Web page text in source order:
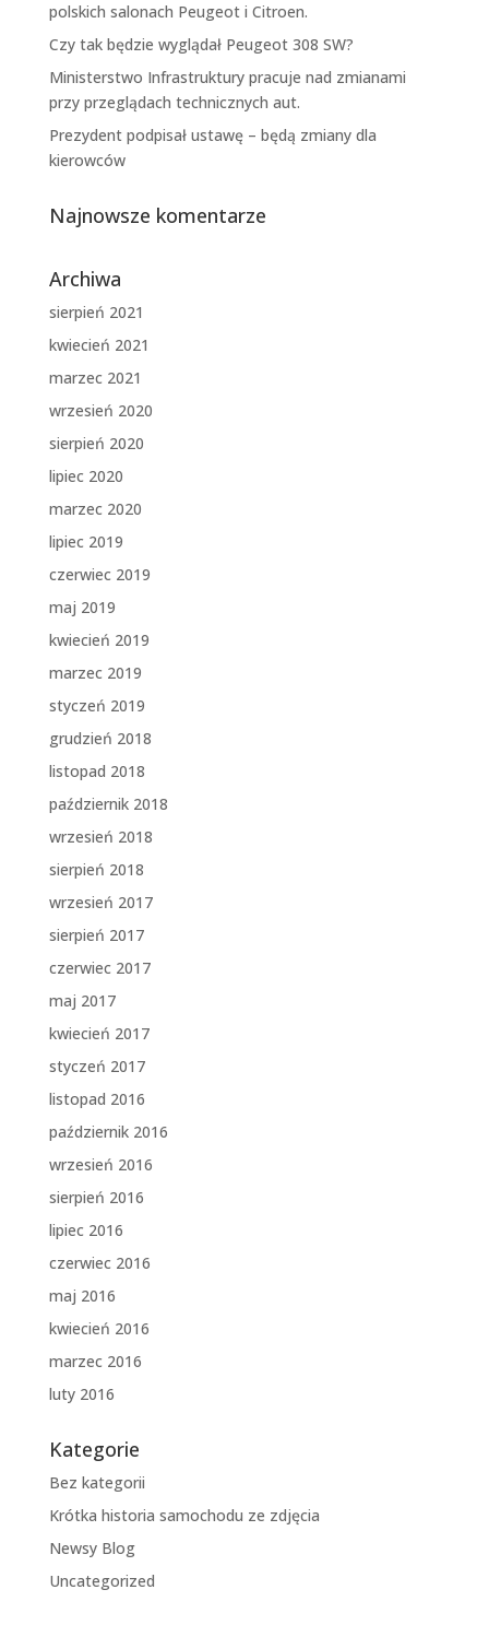
polskich salonach Peugeot i Citroen.
Czy tak będzie wyglądał Peugeot 308 SW?
Ministerstwo Infrastruktury pracuje nad zmianami
przy przeglądach technicznych aut.
Prezydent podpisał ustawę – będą zmiany dla
kierowców
Najnowsze komentarze
Archiwa
sierpień 2021
kwiecień 2021
marzec 2021
wrzesień 2020
sierpień 2020
lipiec 2020
marzec 2020
lipiec 2019
czerwiec 2019
maj 2019
kwiecień 2019
marzec 2019
styczeń 2019
grudzień 2018
listopad 2018
październik 2018
wrzesień 2018
sierpień 2018
wrzesień 2017
sierpień 2017
czerwiec 2017
maj 2017
kwiecień 2017
styczeń 2017
listopad 2016
październik 2016
wrzesień 2016
sierpień 2016
lipiec 2016
czerwiec 2016
maj 2016
kwiecień 2016
marzec 2016
luty 2016
Kategorie
Bez kategorii
Krótka historia samochodu ze zdjęcia
Newsy Blog
Uncategorized